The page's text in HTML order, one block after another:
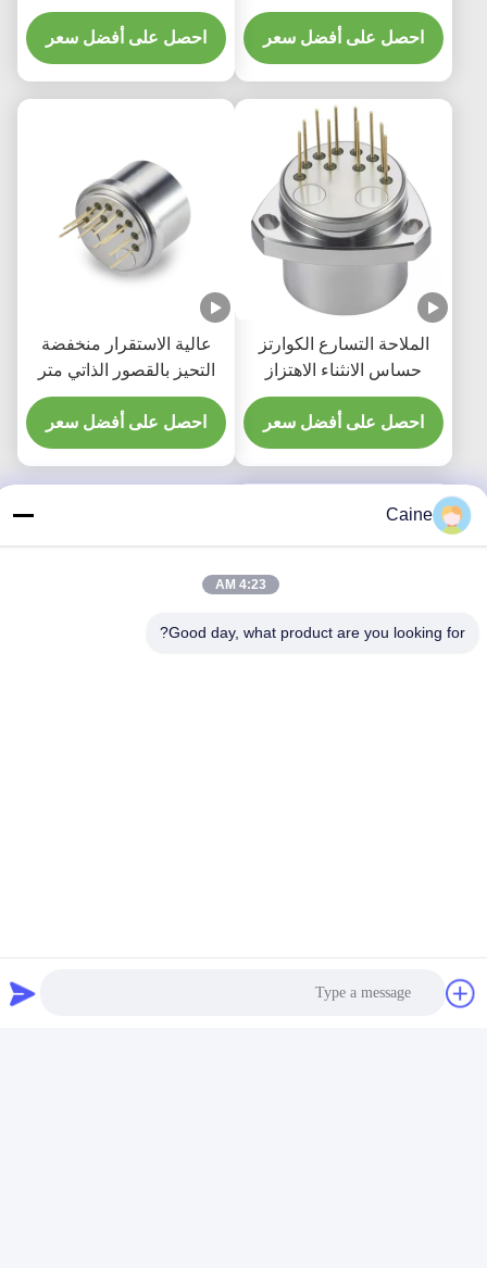
الاهتزازات مع حساسية
عالية
احصل على أفضل سعر
70 غرام من النطاق
المنخفض للتنقيب عن النفط
احصل على أفضل سعر
الملاحة التسارع الكوارتز
حساس الانثناء الاهتزاز
الاستشعار
احصل على أفضل سعر
عالية الاستقرار منخفضة
التحيز بالقصور الذاتي متر
الاهتزاز الكوارتز مرونة
صغيرة
احصل على أفضل سعر
Shenzhen Fire Power Control
Caine
4:23 AM
Good day, what product are you looking for?